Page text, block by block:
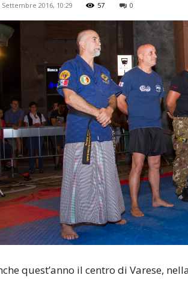
Settembre 2016, 10:29 57 0
quest’anno il centro di Varese,